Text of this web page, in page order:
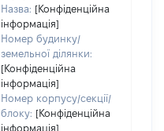
Назва: [Конфіденційна
інформація]
Номер будинку/
земельної ділянки:
[Конфіденційна
інформація]
Номер корпусу/секції/
блоку: [Конфіденційна
інформація]